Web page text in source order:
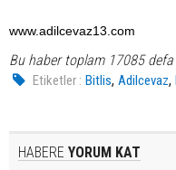
www.adilcevaz13.com
Bu haber toplam 17085
Etiketler : Bitlis,Adilcevaz,
HABERE YORUM KAT